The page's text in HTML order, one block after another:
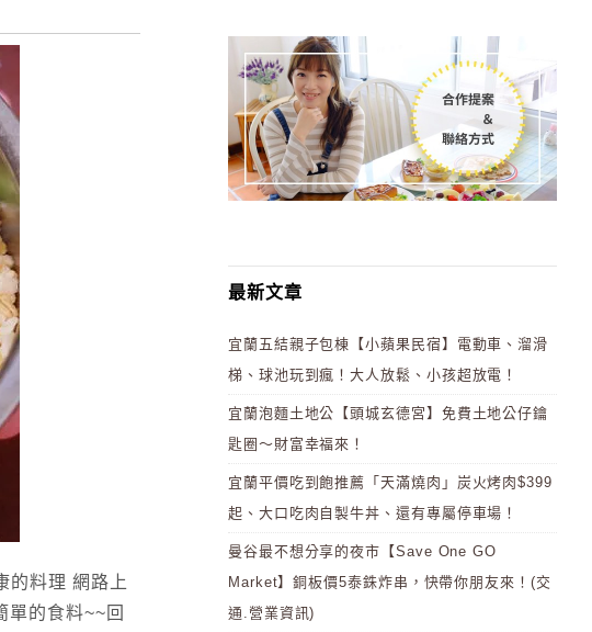
的料理 網路上
單的食料~~回
最新文章
宜蘭五結親子包棟【小蘋果民宿】電動車、溜滑
梯、球池玩到瘋！大人放鬆、小孩超放電！
宜蘭泡麵土地公【頭城玄德宮】免費土地公仔鑰
匙圈～財富幸福來！
宜蘭平價吃到飽推薦「天滿燒肉」炭火烤肉$399
起、大口吃肉自製牛丼、還有專屬停車場！
曼谷最不想分享的夜市【Save One GO
Market】銅板價5泰銖炸串，快帶你朋友來！(交
通.營業資訊)